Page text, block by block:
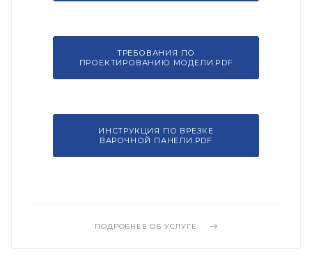
ТРЕБОВАНИЯ ПО
ПРОЕКТИРОВАНИЮ МОДЕЛИ.PDF
ИНСТРУКЦИЯ ПО ВРЕЗКЕ
ВАРОЧНОЙ ПАНЕЛИ.PDF
ПОДРОБНЕЕ ОБ УСЛУГЕ